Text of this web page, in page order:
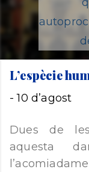
L’espècie
-10 d’agost
Dues de
aquesta